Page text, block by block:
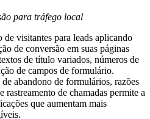
para tráfego local
de visitantes para leads aplicando
de conversão em suas páginas
de título variados, números de
de campos de formulário.
abandono de formulários, razões
rastreamento de chamadas permite a
que aumentam mais